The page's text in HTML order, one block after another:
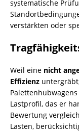
systematische
verstärkten oder
Weil eine nicht
Effizienz
Lastprofil, das er
Bewertung
Lasten,